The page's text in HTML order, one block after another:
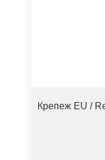
Крепеж EU /